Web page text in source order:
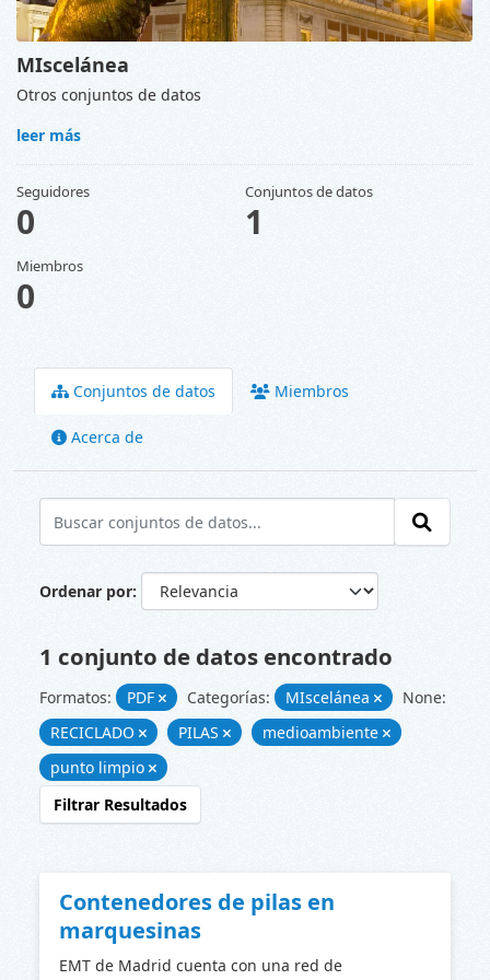
Conjuntos de datos Miembros
Acerca de
Ordenar por
1 conjunto de datos encontrado
Formatos: PDF Categorías: MIscelánea
None:
RECICLADO
PILAS
medioambiente
punto limpio
Filtrar Resultados
Contenedores de pilas en
marquesinas
EMT de Madrid cuenta con una red de
MIscelánea
Otros conjuntos de datos
leer más
Seguidores
0
Conjuntos de datos
1
Miembros
0